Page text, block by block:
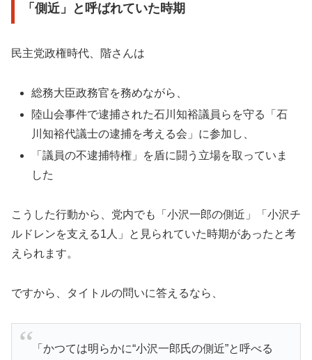
「側近」と呼ばれていた時期
民主党政権時代、階さんは
総務大臣政務官を務めながら、
陸山会事件で逮捕された石川知裕議員らを守る「石
川知裕代議士の逮捕を考える会」に参加し、
「議員の不逮捕特権」を盾に闘う立場を取っていま
した
こうした行動から、党内でも「小沢一郎の側近」「小沢チ
ルドレンを支える1人」と見られていた時期があったと考
えられます。
ですから、タイトルの問いに答えるなら、
「かつては明らかに“小沢一郎氏の側近”と呼べる